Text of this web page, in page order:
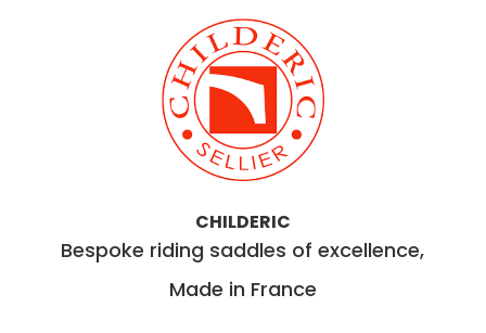
CHILDERIC
Bespoke riding saddles of excellence,
Made in France